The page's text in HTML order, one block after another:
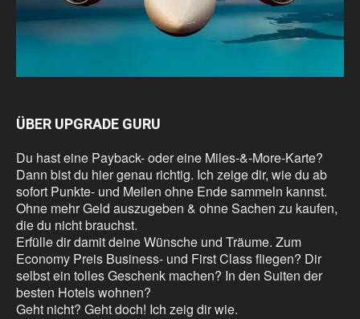
ÜBER UPGRADE GURU
Du hast eine Payback- oder eine Miles-&-More-Karte?
Dann bist du hier genau richtig. Ich zeige dir, wie du ab
sofort Punkte- und Meilen ohne Ende sammeln kannst.
Ohne mehr Geld auszugeben & ohne Sachen zu kaufen,
die du nicht brauchst.
Erfülle dir damit deine Wünsche und Träume. Zum
Economy Preis Business- und First Class fliegen? Dir
selbst ein tolles Geschenk machen? In den Suiten der
besten Hotels wohnen?
Geht nicht? Geht doch! Ich zeig dir wie.